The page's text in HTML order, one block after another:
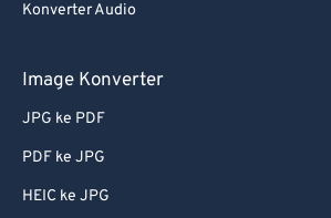
Konverter Audio
Image Konverter
JPG ke PDF
PDF ke JPG
HEIC ke JPG